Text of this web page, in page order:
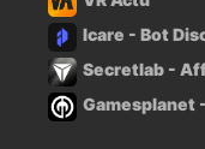
Icare - Bot
Secretlab -
Gamesplanet